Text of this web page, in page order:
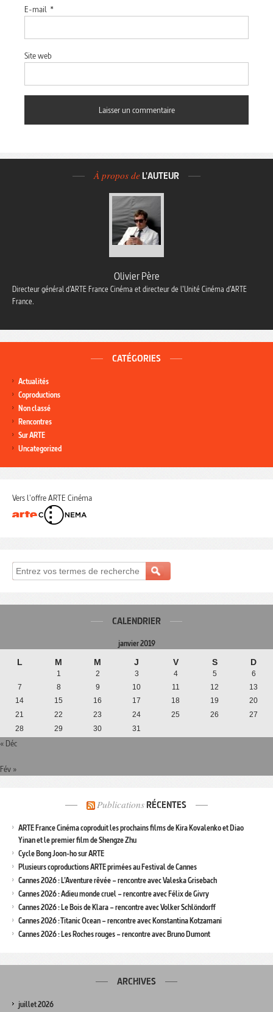
E-mail *
Site web
À propos de L'AUTEUR
Olivier Père
Directeur général d’ARTE France Cinéma et directeur de l’Unité Cinéma d’ARTE
France.
CATÉGORIES
Actualités
Coproductions
Non classé
Rencontres
Sur ARTE
Uncategorized
Vers l'offre ARTE Cinéma
CALENDRIER
janvier 2019
L M M J V S D
1 2 3 4 5
6
7
8 9 10 11 12
13
14
15 16 17 18 19
20
21
22 23 24 25 26
27
28
29 30 31
« Déc
Fév »
Publications RÉCENTES
ARTE France Cinéma coproduit les prochains films de Kira Kovalenko et Diao
Yinan et le premier film de Shengze Zhu
Cycle Bong Joon-ho sur ARTE
Plusieurs coproductions ARTE primées au Festival de Cannes
Cannes 2026 : L’Aventure rêvée – rencontre avec Valeska Grisebach
Cannes 2026 : Adieu monde cruel – rencontre avec Félix de Givry
Cannes 2026 : Le Bois de Klara – rencontre avec Volker Schlöndorff
Cannes 2026 : Titanic Ocean – rencontre avec Konstantina Kotzamani
Cannes 2026 : Les Roches rouges – rencontre avec Bruno Dumont
ARCHIVES
juillet 2026